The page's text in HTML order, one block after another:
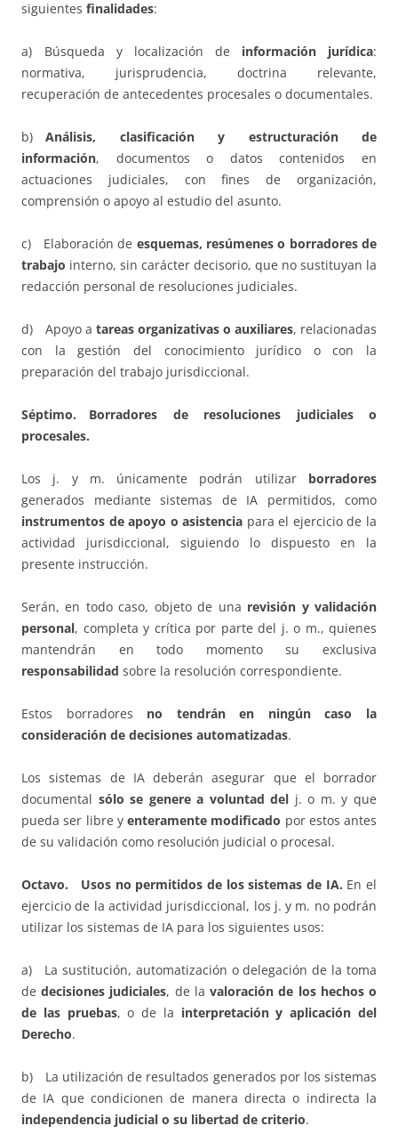
siguientes finalidades:
a) Búsqueda y localización de información jurídica:
normativa, jurisprudencia, doctrina relevante,
recuperación de antecedentes procesales o documentales.
b) Análisis, clasificación y estructuración de
información, documentos o datos contenidos en
actuaciones judiciales, con fines de organización,
comprensión o apoyo al estudio del asunto.
c) Elaboración de esquemas, resúmenes o borradores de
trabajo interno, sin carácter decisorio, que no sustituyan la
redacción personal de resoluciones judiciales.
d) Apoyo a tareas organizativas o auxiliares, relacionadas
con la gestión del conocimiento jurídico o con la
preparación del trabajo jurisdiccional.
Séptimo. Borradores de resoluciones judiciales o
procesales.
Los j. y m. únicamente podrán utilizar borradores
generados mediante sistemas de IA permitidos, como
instrumentos de apoyo o asistencia para el ejercicio de la
actividad jurisdiccional, siguiendo lo dispuesto en la
presente instrucción.
Serán, en todo caso, objeto de una revisión y validación
personal, completa y crítica por parte del j. o m., quienes
mantendrán en todo momento su exclusiva
responsabilidad sobre la resolución correspondiente.
Estos borradores no tendrán en ningún caso la
consideración de decisiones automatizadas.
Los sistemas de IA deberán asegurar que el borrador
documental sólo se genere a voluntad del j. o m. y que
pueda ser libre y enteramente modificado por estos antes
de su validación como resolución judicial o procesal.
Octavo. Usos no permitidos de los sistemas de IA. En el
ejercicio de la actividad jurisdiccional, los j. y m. no podrán
utilizar los sistemas de IA para los siguientes usos:
a) La sustitución, automatización o delegación de la toma
dedecisiones judiciales, de lavaloración de los hechos o
de las pruebas, o de la interpretación y aplicación del
Derecho.
b) La utilización de resultados generados por los sistemas
de IA que condicionen de manera directa o indirecta la
independencia judicial o su libertad de criterio.